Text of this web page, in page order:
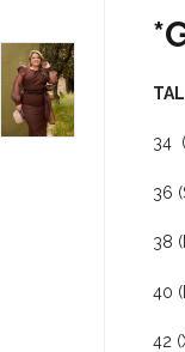
42